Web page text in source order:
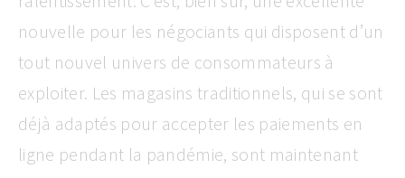
nouvelle pour les négociants qui disposent d’un
tout nouvel univers de consommateurs à
exploiter. Les magasins traditionnels, qui se sont
déjà adaptés pour accepter les paiements en
ligne pendant la pandémie, sont maintenant